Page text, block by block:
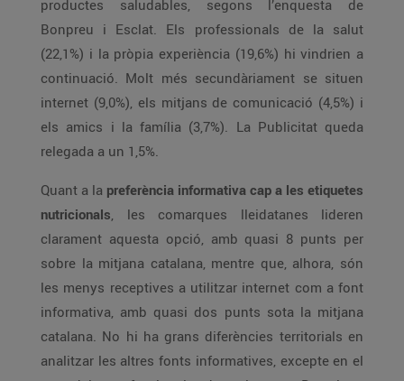
productes saludables, segons l’enquesta de
Bonpreu i Esclat. Els professionals de la salut
(22,1%) i la pròpia experiència (19,6%) hi vindrien a
continuació. Molt més secundàriament se situen
internet (9,0%), els mitjans de comunicació (4,5%) i
els amics i la família (3,7%). La Publicitat queda
relegada a un 1,5%.
Quant a la preferència informativa cap a les etiquetes
nutricionals, les comarques lleidatanes lideren
clarament aquesta opció, amb quasi 8 punts per
sobre la mitjana catalana, mentre que, alhora, són
les menys receptives a utilitzar internet com a font
informativa, amb quasi dos punts sota la mitjana
catalana. No hi ha grans diferències territorials en
analitzar les altres fonts informatives, excepte en el